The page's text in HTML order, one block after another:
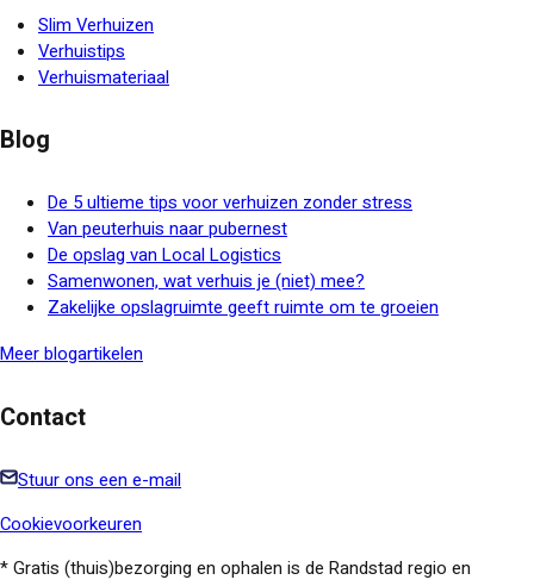
Slim Verhuizen
Verhuistips
Verhuismateriaal
Blog
De 5 ultieme tips voor verhuizen zonder stress
Van peuterhuis naar pubernest
De opslag van Local Logistics
Samenwonen, wat verhuis je (niet) mee?
Zakelijke opslagruimte geeft ruimte om te groeien
Meer blogartikelen
Contact
Stuur ons een e-mail
Cookievoorkeuren
* Gratis (thuis)bezorging en ophalen is de Randstad regio en